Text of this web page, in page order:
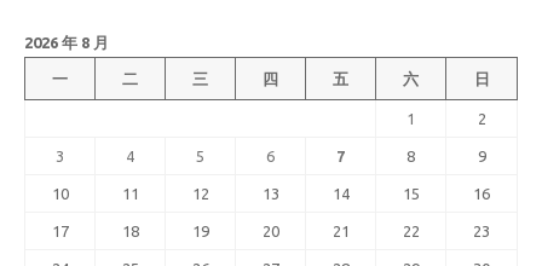
2026 年 8 月
一 二 三 四 五 六 日
1 2
3 4 5 6 7 8 9
10 11 12 13 14 15 16
17 18 19 20 21 22 23